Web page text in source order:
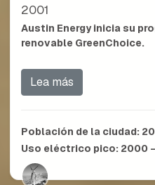
2001
Austin Energy inicia su
renovable GreenChoice.
Lea más
Población de la ciudad:
Uso eléctrico pico: 2000